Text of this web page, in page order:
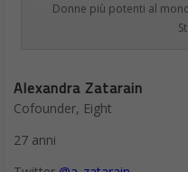
27 anni
Twitter@a_zatarain
Ha co-fondato (insieme a due